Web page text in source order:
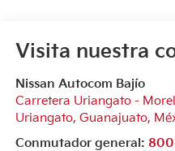
Visita nuestra
Nissan Autocom Bajío
Carretera Uriangato -
Uriangato, Guanajuato,
Conmutador general: